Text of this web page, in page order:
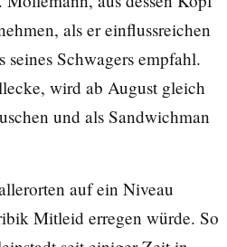
als er einflussreichen
Schwagers empfahl.
wird ab August gleich
und als Sandwichman
auf ein Niveau
Mitleid erregen würde. So